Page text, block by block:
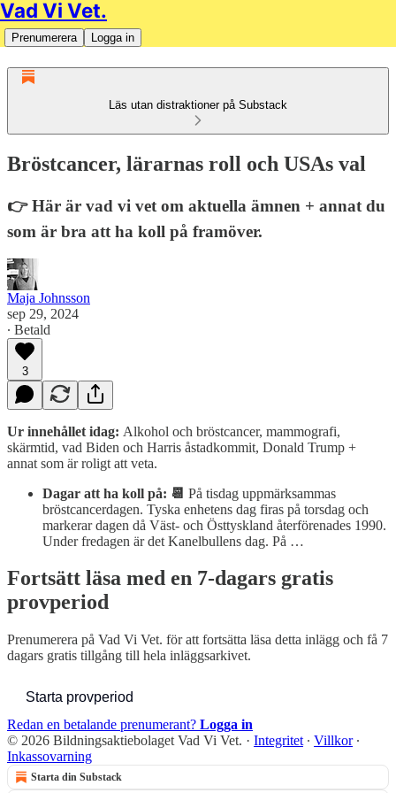
Vad Vi Vet.
Prenumerera Logga in
Läs utan distraktioner på Substack
Bröstcancer, lärarnas roll och USAs val
👉 Här är vad vi vet om aktuella ämnen + annat du
som är bra att ha koll på framöver.
Maja Johnsson
sep 29, 2024
∙ Betald
3
Ur innehållet idag: Alkohol och bröstcancer, mammografi,
skärmtid, vad Biden och Harris åstadkommit, Donald Trump +
annat som är roligt att veta.
Dagar att ha koll på: 📆 På tisdag uppmärksammas
bröstcancerdagen. Tyska enhetens dag firas på torsdag och
markerar dagen då Väst- och Östtyskland återförenades 1990.
Under fredagen är det Kanelbullens dag. På …
Fortsätt läsa med en 7-dagars gratis
provperiod
Prenumerera på Vad Vi Vet. för att fortsätta läsa detta inlägg och få 7
dagars gratis tillgång till hela inläggsarkivet.
Starta provperiod
Redan en betalande prenumerant? Logga in
© 2026 Bildningsaktiebolaget Vad Vi Vet. · Integritet ∙ Villkor∙
Inkassovarning
Starta din Substack